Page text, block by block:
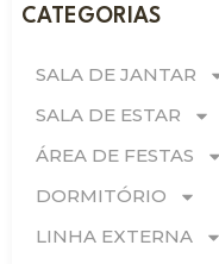
CATEGORIAS
SALA DE JANTAR
SALA DE ESTAR
ÁREA DE FESTAS
DORMITÓRIO
LINHA EXTERNA